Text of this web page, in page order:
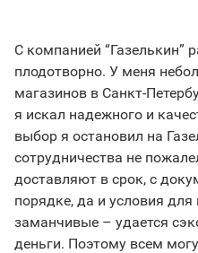
С компанией “Газелькин”
плодотворно. У меня
магазинов в Санкт-
я искал надежного и
выбор я остановил на
сотрудничества не
доставляют в срок, с
порядке, да и условия
заманчивые – удается
деньги. Поэтому всем